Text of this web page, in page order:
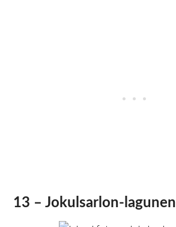
13 – Jokulsarlon-lagunen